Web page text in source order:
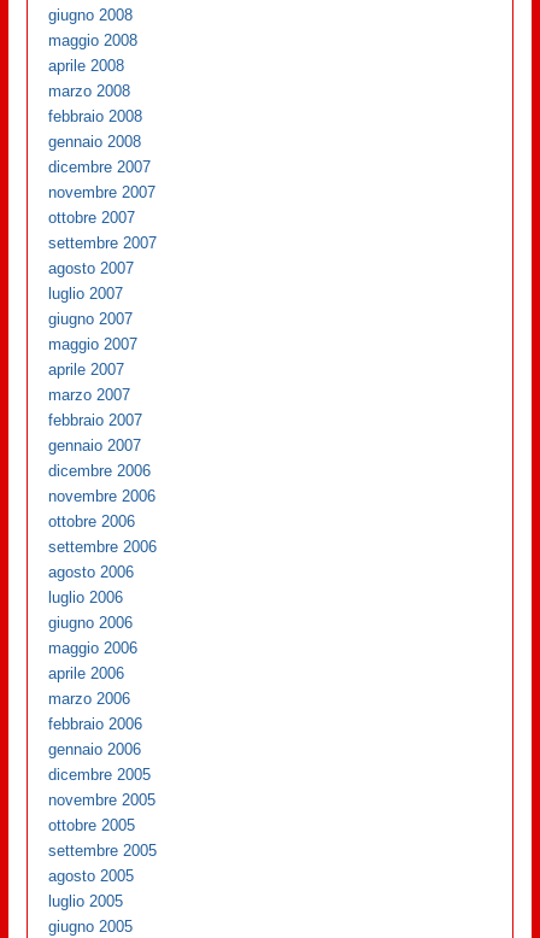
giugno 2008
maggio 2008
aprile 2008
marzo 2008
febbraio 2008
gennaio 2008
dicembre 2007
novembre 2007
ottobre 2007
settembre 2007
agosto 2007
luglio 2007
giugno 2007
maggio 2007
aprile 2007
marzo 2007
febbraio 2007
gennaio 2007
dicembre 2006
novembre 2006
ottobre 2006
settembre 2006
agosto 2006
luglio 2006
giugno 2006
maggio 2006
aprile 2006
marzo 2006
febbraio 2006
gennaio 2006
dicembre 2005
novembre 2005
ottobre 2005
settembre 2005
agosto 2005
luglio 2005
giugno 2005